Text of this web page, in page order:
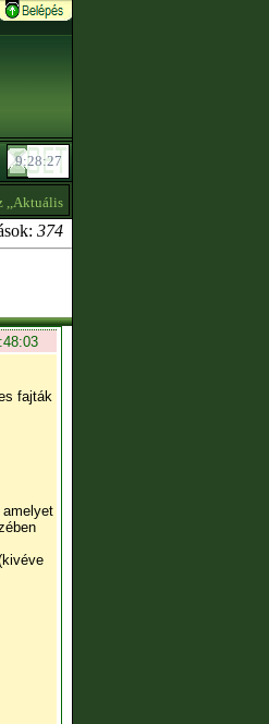
hirdetéseket" a profilomon! Lehet hogy
374
fajták